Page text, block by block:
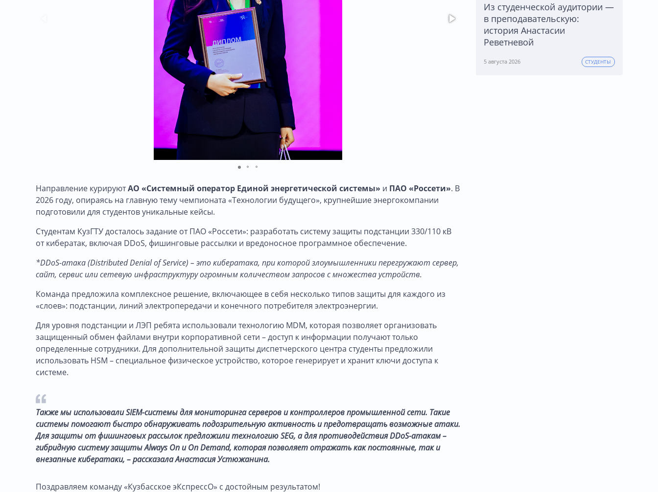
Направление курируютАО «Системный оператор Единой энергетической системы» и ПАО «Россети». В
2026 году, опираясь на главную тему чемпионата «Технологии будущего», крупнейшие энергокомпании
подготовили для студентов уникальные кейсы.
Студентам КузГТУ досталось задание от ПАО «Россети»: разработать систему защиты подстанции 330/110 кВ
от кибератак, включая DDoS, фишинговые рассылки и вредоносное программное обеспечение.
*DDoS-атака (Distributed Denial of Service) – это кибератака, при которой злоумышленники перегружают сервер,
сайт, сервис или сетевую инфраструктуру огромным количеством запросов с множества устройств.
Команда предложила комплексное решение, включающее в себя несколько типов защиты для каждого из
«слоев»: подстанции, линий электропередачи и конечного потребителя электроэнергии.
Для уровня подстанции и ЛЭП ребята использовали технологию MDM, которая позволяет организовать
защищенный обмен файлами внутри корпоративной сети – доступ к информации получают только
определенные сотрудники. Для дополнительной защиты диспетчерского центра студенты предложили
использовать HSM – специальное физическое устройство, которое генерирует и хранит ключи доступа к
системе.
Также мы использовали SIEM-системы для мониторинга серверов и контроллеров промышленной сети. Такие
системы помогают быстро обнаруживать подозрительную активность и предотвращать возможные атаки.
Для защиты от фишинговых рассылок предложили технологию SEG, а для противодействия DDoS-атакам –
гибридную систему защиты Always On и On Demand, которая позволяет отражать как постоянные, так и
внезапные кибератаки, – рассказала Анастасия Устюжанина.
Поздравляем команду «Кузбасское эКспрессО» с достойным результатом!
Из студенческой аудитории —
в преподавательскую:
история Анастасии
Реветневой
5 августа 2026 СТУДЕНТЫ